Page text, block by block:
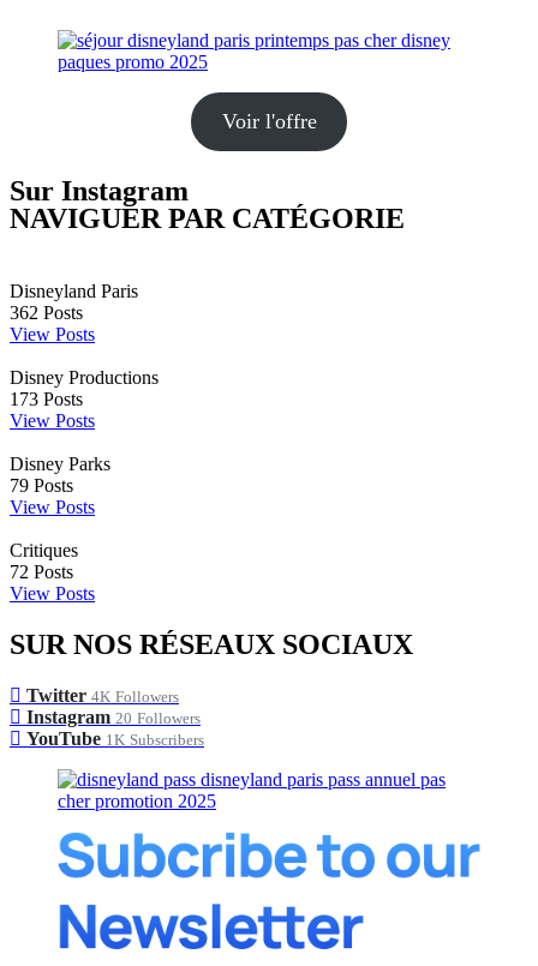
Voir l'offre
Sur Instagram
NAVIGUER PAR CATÉGORIE
Disneyland Paris
362 Posts
View Posts
Disney Productions
173 Posts
View Posts
Disney Parks
79 Posts
View Posts
Critiques
72 Posts
View Posts
SUR NOS RÉSEAUX SOCIAUX
Twitter 4K Followers
Instagram 20 Followers
YouTube 1K Subscribers